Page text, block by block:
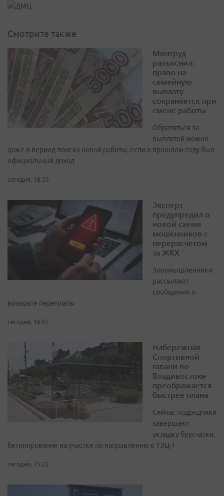
Смотрите также
Минтруд
разъяснил:
право на
семейную
выплату
сохраняется при
смене работы
Обратиться за
выплатой можно
даже в период поиска новой работы, если в прошлом году был
официальный доход
сегодня, 18:33
Эксперт
предупредил о
новой схеме
мошенников с
перерасчетом
за ЖКХ
Злоумышленники
рассылают
сообщения о
возврате переплаты
сегодня, 16:07
Набережная
Спортивной
гавани во
Владивостоке
преображается
быстрее плана
Сейчас подрядчики
завершают
укладку брусчатки,
бетонирование на участке по направлению к ТЭЦ-1
сегодня, 15:22